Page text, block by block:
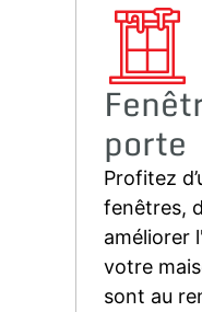
porte
Profitez
fenêtres,
améliorer
votre
sont au